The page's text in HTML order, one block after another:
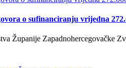
o sufinanciranju vrijedna
Županije Zapadnohercegovačke